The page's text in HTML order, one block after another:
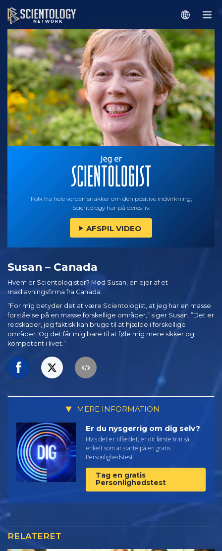
Folk fra hele verden snakker om den positive indvirkning,
Scientology har på deres liv.
AFSPIL VIDEO
Susan – Canada
Hvem er Scientologister? Mød Susan, en ejer af et
madlavningsfirma fra Canada.
”For mig betyder det at være Scientologist, at jeg har en masse
forståelse på en masse forskellige områder,” siger Susan. ”Det er
redskaber, jeg faktisk kan bruge til at hjælpe i forskellige
områder. Og det får mig bare til at føle mig mere sikker og
kompetent i livet.”
MERE INFORMATION
Er du nysgerrig om dig selv?
Hvis det er tilfældet, er dit første trin så
enkelt som at starte på en gratis
Personlighedstest.
Tag en gratis
Personlighedstest
RELATERET